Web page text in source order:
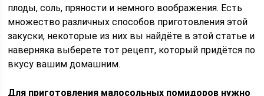
плоды, соль, пряности и немного воображения. Есть
множество различных способов приготовления этой
закуски, некоторые из них вы найдёте в этой статье и
наверняка выберете тот рецепт, который придётся по
вкусу вашим домашним.
Для приготовления малосольных помидоров нужно